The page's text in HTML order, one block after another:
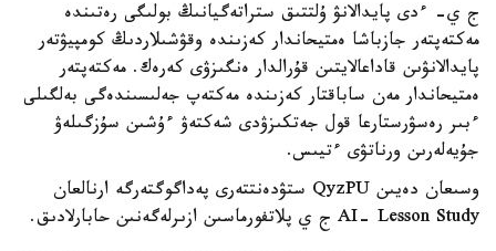
ج ي- ءدى پايدالانۋ ۇلتتىق ستراتەگيانىڭ بولىگى رەتىندە
مەكتەپتەر جازباشا ەمتيحاندار كەزىندە وقۋشىلاردىڭ كومپيۋتەر
پايدالانۋىن قاداعالايتىن قۇرالدار ەنگىزۋى كەرەك. مەكتەپتەر
ەمتيحاندار مەن ساباقتار كەزىندە مەكتەپ جەلىسىندەگى بەلگىلى
ءبىر رەسۋرستارعا قول جەتكىزۋدى شەكتەۋ ءۇشىن سۇزگىلەۋ
جۇيەلەرىن ورناتۋى ءتيىس.
وسىعان دەيىن QyzPU ستۋدەنتتەرى پەداگوگتەرگە ارنالعان
AI- Lesson Study ج ي پلاتفورماسىن ازىرلەگەنىن حابارلادىق.